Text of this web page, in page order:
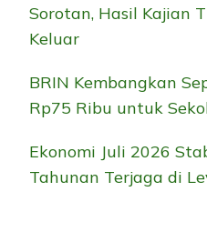
Sorotan, Hasil Kajian
Keluar
BRIN Kembangkan
Rp75 Ribu untuk
Ekonomi Juli 2026
Tahunan Terjaga di